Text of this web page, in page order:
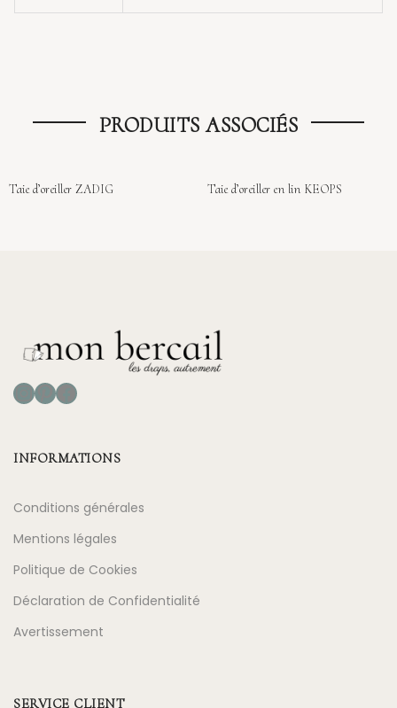
PRODUITS ASSOCIÉS
Taie d’oreiller ZADIG Sold Out
Taie d’oreiller en lin KEOPS
Instagram
Pinterest
Facebook
INFORMATIONS
Conditions générales
Mentions légales
Politique de Cookies
Déclaration de Confidentialité
Avertissement
SERVICE CLIENT